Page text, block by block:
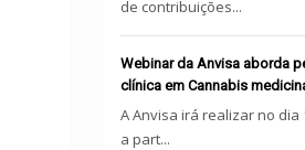
de contribuições...
Webinar da Anvisa aborda
clínica em Cannabis
A Anvisa irá realizar no dia
a part...